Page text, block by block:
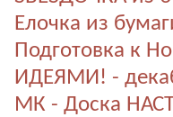
Елочка из
Подготовка к
ИДЕЯМИ! -
МК - Доска